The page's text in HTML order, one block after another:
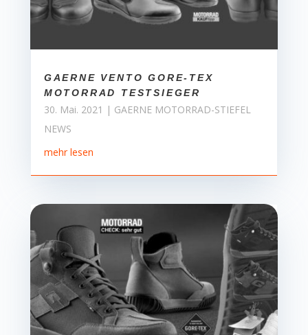
GAERNE VENTO GORE-TEX
MOTORRAD TESTSIEGER
30. Mai. 2021 | GAERNE MOTORRAD-STIEFEL
NEWS
mehr lesen